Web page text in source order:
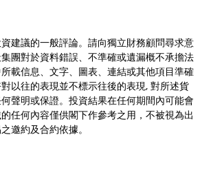
建議的一般評論。請向獨立財務顧問尋求意
團對於資料錯誤、不準確或遺漏概不承擔法
載信息、文字、圖表、連結或其他項目準確
以往的表現並不標示往後的表現, 對所述貨
聲明或保證。投資結果在任何期間內可能會
任何內容僅供閣下作參考之用，不被視為出
邀約及合約依據。